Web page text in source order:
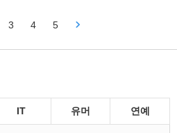
3 4 5
IT 유머 연예